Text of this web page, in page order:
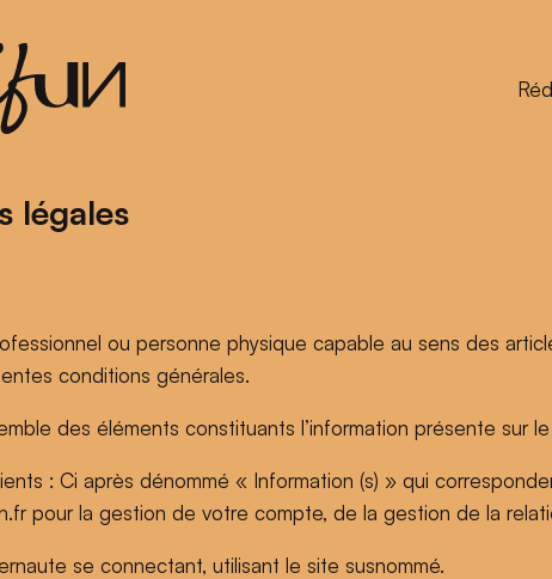
légales
ou personne physique capable au sens des
conditions générales.
des éléments constituants l’information présente
: Ci après dénommé « Information (s) » qui
pour la gestion de votre compte, de la gestion de la
se connectant, utilisant le site susnommé.